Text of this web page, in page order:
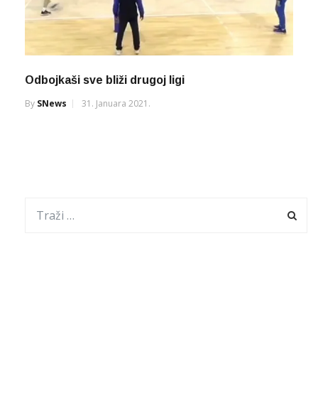
Odbojkaši sve bliži drugoj ligi
By SNews 31. Januara 2021.